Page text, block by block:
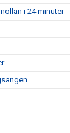
i 24 minuter